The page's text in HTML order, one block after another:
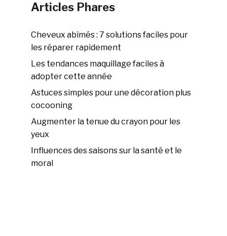
Articles Phares
Cheveux abîmés : 7 solutions faciles pour
les réparer rapidement
Les tendances maquillage faciles à
adopter cette année
Astuces simples pour une décoration plus
cocooning
Augmenter la tenue du crayon pour les
yeux
Influences des saisons sur la santé et le
moral